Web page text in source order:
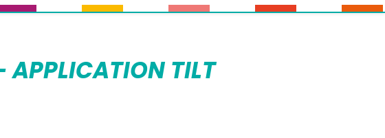
APPLICATION TILT